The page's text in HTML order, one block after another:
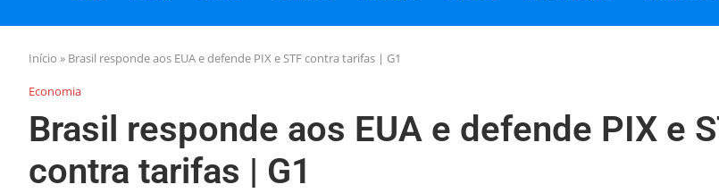
Início » Brasil responde aos EUA e defende PIX e STF contra tarifas | G1
Economia
Brasil responde aos EUA e defende PIX e
contra tarifas | G1